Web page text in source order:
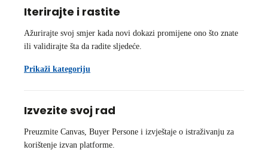
Iterirajte i rastite
Ažurirajte svoj smjer kada novi dokazi promijene ono što znate
ili validirajte šta da radite sljedeće.
Prikaži kategoriju
Izvezite svoj rad
Preuzmite Canvas, Buyer Persone i izvještaje o istraživanju za
korištenje izvan platforme.